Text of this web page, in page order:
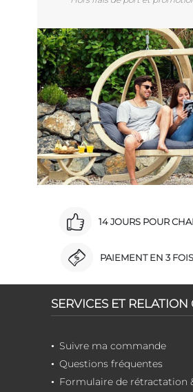
14 JOURS POUR
PAIEMENT EN 3
SERVICES ET RELATION
Suivre ma commande
Questions fréquentes
Formulaire de rétractation